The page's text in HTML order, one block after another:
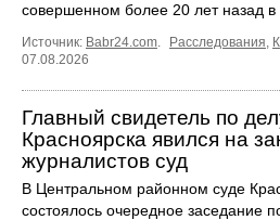
совершенном более 20 лет назад в
Источник: Babr24.com Расследования
07.08.2026
Главный свидетель по
Красноярска явился на
журналистов суд
В Центральном районном суде
состоялось очередное заседание